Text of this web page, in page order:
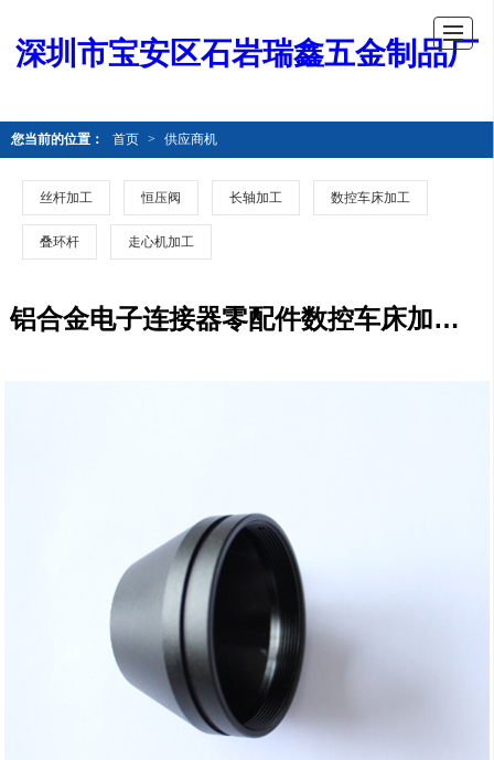
深圳市宝安区石岩瑞鑫五金制品厂
您当前的位置： 首页 > 供应商机
丝杆加工 恒压阀 长轴加工 数控车床加工
叠环杆 走心机加工
铝合金电子连接器零配件数控车床加工订单 摩托车摄像头铝合金外壳数控车床加工 精密零件